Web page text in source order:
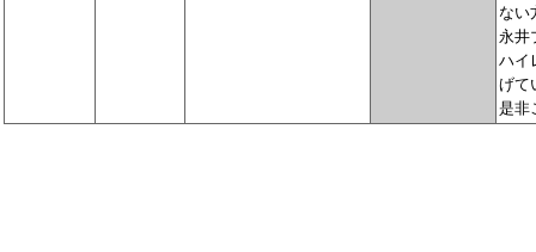
ない
永井
ハイ
げて
是